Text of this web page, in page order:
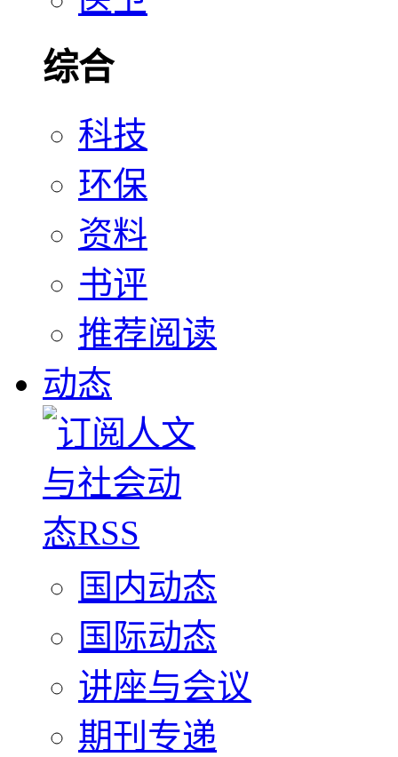
综合
科技
环保
资料
书评
推荐阅读
动态
国内动态
国际动态
讲座与会议
期刊专递